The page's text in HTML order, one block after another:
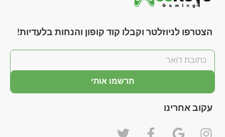
הצטרפו לניוזלטר וקבלו קוד קופון והנחות בלעדיות!
תרשמו אותי
עקוב אחרינו